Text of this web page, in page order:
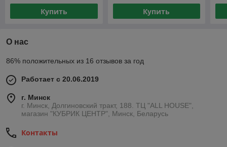
Купить Купить
О нас
86% положительных из 16 отзывов за год
Работает с 20.06.2019
г. Минск
г. Минск, Долгиновский тракт, 188. ТЦ "ALL HOUSE",
магазин "КУБРИК ЦЕНТР", Минск, Беларусь
Контакты